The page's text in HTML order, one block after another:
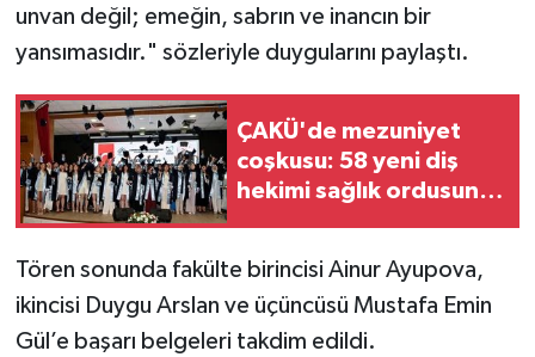
unvan değil; emeğin, sabrın ve inancın bir
yansımasıdır." sözleriyle duygularını paylaştı.
ÇAKÜ'de mezuniyet
coşkusu: 58 yeni diş
hekimi sağlık ordusuna
Tören sonunda fakülte birincisi Ainur Ayupova,
ikincisi Duygu Arslan ve üçüncüsü Mustafa Emin
Gül’e başarı belgeleri takdim edildi.